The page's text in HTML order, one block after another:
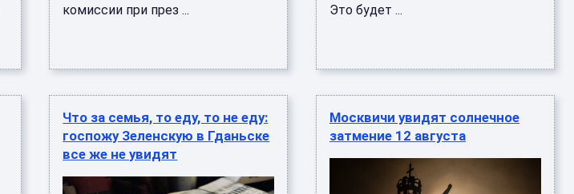
комиссии при през ...
Это будет ...
Что за семья, то еду, то не еду:
госпожу Зеленскую в Гданьске
все же не увидят
Москвичи увидят солнечное
затмение 12 августа